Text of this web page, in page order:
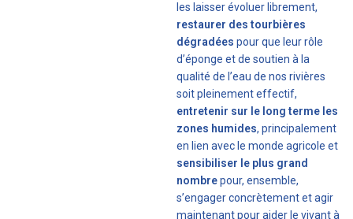
les laisser évoluer librement,
restaurer des tourbières
dégradées pour que leur rôle
d’éponge et de soutien à la
qualité de l’eau de nos rivières
soit pleinement effectif,
entretenir sur le long terme les
zones humides, principalement
en lien avec le monde agricole et
sensibiliser le plus grand
nombrepour, ensemble,
s’engager concrètement et agir
maintenant pour aider le vivant à